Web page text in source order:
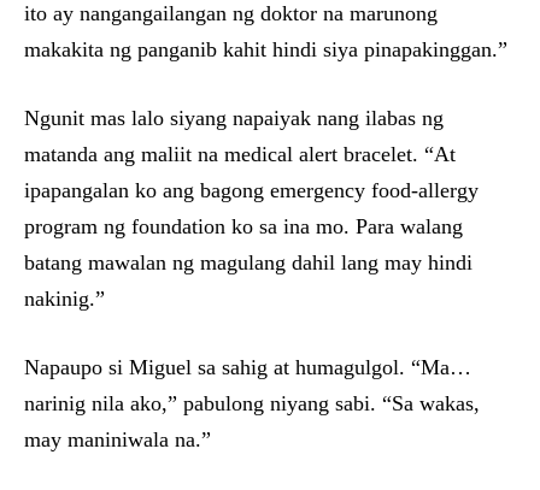
ito ay nangangailangan ng doktor na marunong
makakita ng panganib kahit hindi siya pinapakinggan.”
Ngunit mas lalo siyang napaiyak nang ilabas ng
matanda ang maliit na medical alert bracelet. “At
ipapangalan ko ang bagong emergency food-allergy
program ng foundation ko sa ina mo. Para walang
batang mawalan ng magulang dahil lang may hindi
nakinig.”
Napaupo si Miguel sa sahig at humagulgol. “Ma…
narinig nila ako,” pabulong niyang sabi. “Sa wakas,
may maniniwala na.”